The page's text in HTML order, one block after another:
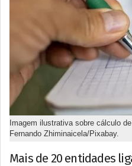
Imagem ilustrativa sobre cálculo
Fernando Zhiminaicela/Pixabay.
Mais de 20 entidades